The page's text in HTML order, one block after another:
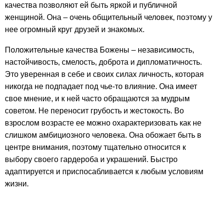
качества позволяют ей быть яркой и публичной
женщиной. Она – очень общительный человек, поэтому у
нее огромный круг друзей и знакомых.
Положительные качества Божены – независимость,
настойчивость, смелость, доброта и дипломатичность.
Это уверенная в себе и своих силах личность, которая
никогда не подпадает под чье-то влияние. Она имеет
свое мнение, и к ней часто обращаются за мудрым
советом. Не переносит грубость и жестокость. Во
взрослом возрасте ее можно охарактеризовать как не
слишком амбициозного человека. Она обожает быть в
центре внимания, поэтому тщательно относится к
выбору своего гардероба и украшений. Быстро
адаптируется и приспосабливается к любым условиям
жизни.